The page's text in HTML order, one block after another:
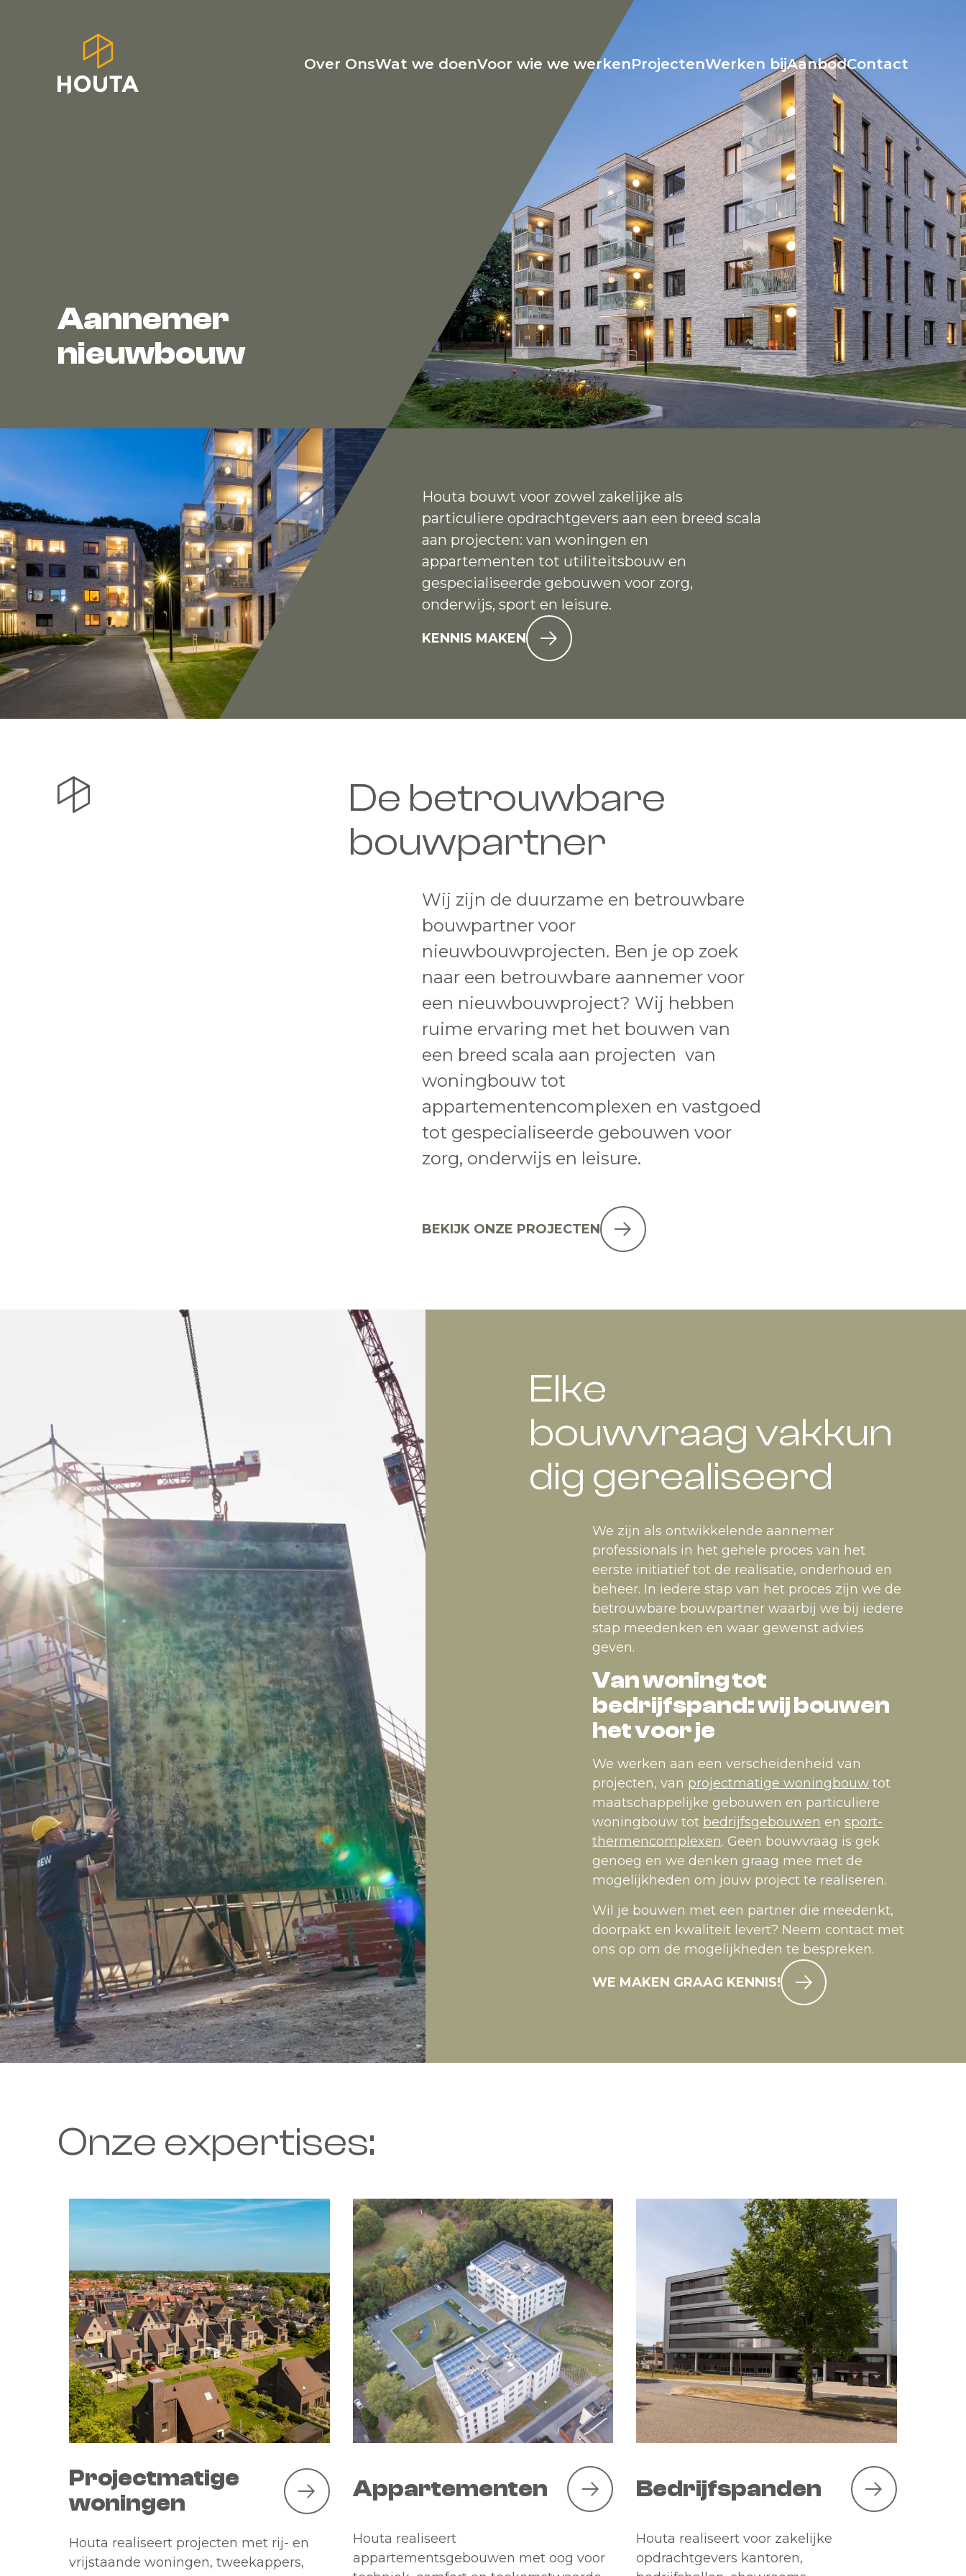
Over OnsWat we doenVoor wie we werkenProjectenWerken bijAanbodContact
Aannemer
nieuwbouw
Houta bouwt voor zowel zakelijke als
particuliere opdrachtgevers aan een breed scala
aan projecten: van woningen en
appartementen tot utiliteitsbouw en
gespecialiseerde gebouwen voor zorg,
onderwijs, sport en leisure.
KENNIS MAKEN
De betrouwbare
bouwpartner
Wij zijn de duurzame en betrouwbare
bouwpartner voor
nieuwbouwprojecten. Ben je op zoek
naar een betrouwbare aannemer voor
een nieuwbouwproject? Wij hebben
ruime ervaring met het bouwen van
een breed scala aan projecten van
woningbouw tot
appartementencomplexen en vastgoed
tot gespecialiseerde gebouwen voor
zorg, onderwijs en leisure.
BEKIJK ONZE PROJECTEN
Elke
bouwvraag vakkun
dig gerealiseerd
We zijn als ontwikkelende aannemer
professionals in het gehele proces van het
eerste initiatief tot de realisatie, onderhoud en
beheer. In iedere stap van het proces zijn we de
betrouwbare bouwpartner waarbij we bij iedere
stap meedenken en waar gewenst advies
geven.
Van woning tot
bedrijfspand: wij bouwen
het voor je
We werken aan een verscheidenheid van
projecten, van projectmatige woningbouw tot
maatschappelijke gebouwen en particuliere
woningbouw tot bedrijfsgebouwen en sport-
thermencomplexen. Geen bouwvraag is gek
genoeg en we denken graag mee met de
mogelijkheden om jouw project te realiseren.
Wil je bouwen met een partner die meedenkt,
doorpakt en kwaliteit levert? Neem contact met
ons op om de mogelijkheden te bespreken.
WE MAKEN GRAAG KENNIS!
Onze expertises:
Projectmatige
woningen
Houta realiseert projecten met rij- en
vrijstaande woningen, tweekappers,
Appartementen
Houta realiseert
appartementsgebouwen met oog voor
Bedrijfspanden
Houta realiseert voor zakelijke
opdrachtgevers kantoren,